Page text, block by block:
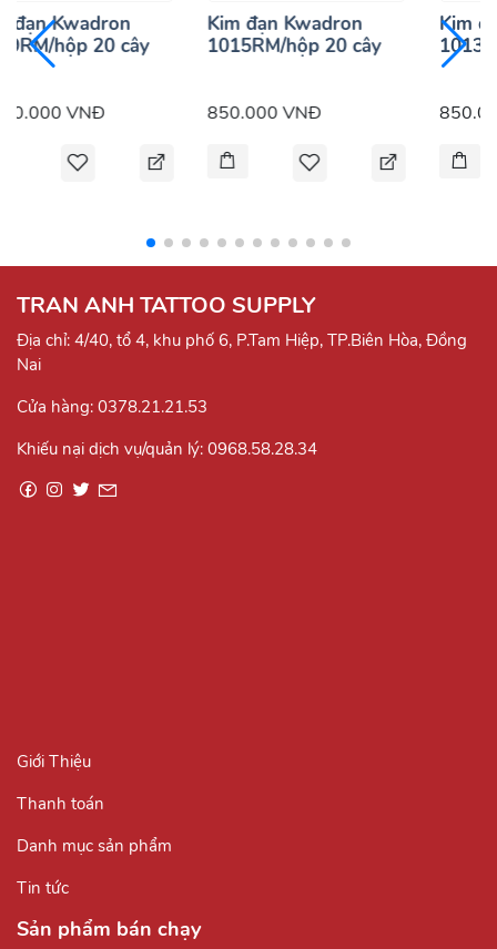
đạn Kwadron
hộp 20 cây
VNĐ
Kim đạn Kwadron
1015RM/hộp 20 cây
850.000 VNĐ
Kim
TRAN ANH TATTOO SUPPLY
Địa chỉ: 4/40, tổ 4, khu phố 6, P.Tam Hiệp, TP.Biên Hòa, Đồng
Nai
Cửa hàng: 0378.21.21.53
Khiếu nại dịch vụ/quản lý: 0968.58.28.34
Giới Thiệu
Thanh toán
Danh mục sản phẩm
Tin tức
Sản phẩm bán chạy